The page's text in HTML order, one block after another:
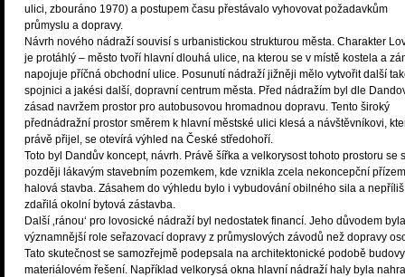
ulici, zbouráno 1970) a postupem času přestávalo vyhovovat požadavkům
průmyslu a dopravy.
Návrh nového nádraží souvisí s urbanistickou strukturou města. Charakter
je protáhlý – město tvoří hlavní dlouhá ulice, na kterou se v místě kostela a
napojuje příčná obchodní ulice. Posunutí nádraží jižněji mělo vytvořit další
spojnici a jakési další, dopravní centrum města. Před nádražím byl dle
zásad navržem prostor pro autobusovou hromadnou dopravu. Tento široký
přednádražní prostor směrem k hlavní městské ulici klesá a návštěvníkovi,
právě přijel, se otevírá výhled na České středohoří.
Toto byl Dandův koncept, návrh. Právě šířka a velkorysost tohoto prostoru se
později lákavým stavebním pozemkem, kde vznikla zcela nekoncepční
halová stavba. Zásahem do výhledu bylo i vybudování obilného sila a nepříliš
zdařilá okolní bytová zástavba.
Další ‚ránou‘ pro lovosické nádraží byl nedostatek financí. Jeho důvodem byla
významnější role seřazovací dopravy z průmyslových závodů než dopravy
Tato skutečnost se samozřejmě podepsala na architektonické podobě
materiálovém řešení. Například velkorysá okna hlavní nádraží haly byla